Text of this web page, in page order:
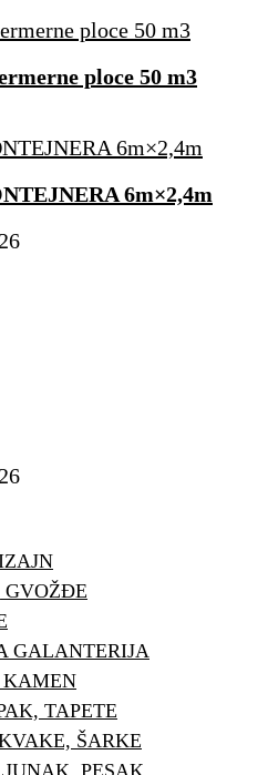
ploce 50 m3
6m×2,4m
GALANTERIJA
TAPETE
ŠARKE